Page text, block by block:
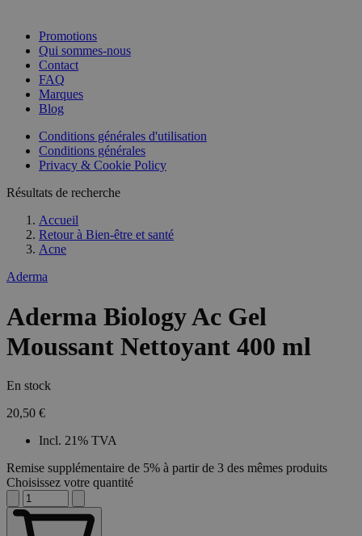
Promotions
Qui sommes-nous
Contact
FAQ
Marques
Blog
Conditions générales d'utilisation
Conditions générales
Privacy & Cookie Policy
Résultats de recherche
Accueil
Retour à Bien-être et santé
Acne
Aderma
Aderma Biology Ac Gel
Moussant Nettoyant 400 ml
En stock
20,50 €
Incl. 21% TVA
Remise supplémentaire de 5% à partir de 3 des mêmes produits
Choisissez votre quantité